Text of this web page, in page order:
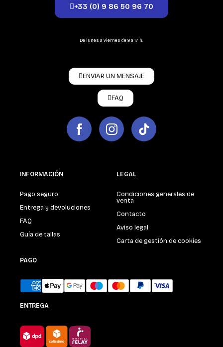
+33 (0) 9 86 50 96 70
De lunes a viernes de 9 a 17 h.
ENVIAR UN MENSAJE
FAQ
INFORMACIÓN
Pago seguro
Entrega y devoluciones
FAQ
Guía de tallas
LEGAL
Condiciones generales de
venta
Contacto
Aviso legal
Carta de gestión de cookies
PAGO
ENTREGA